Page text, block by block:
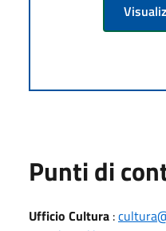
Punti di
Ufficio Cultura :